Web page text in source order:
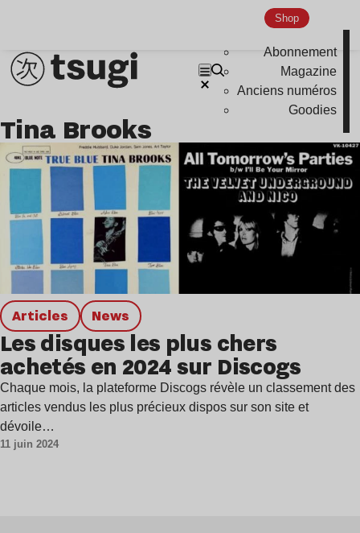
Shop
Abonnement
Magazine
Anciens numéros
Goodies
Global Club
Nu Jazz
Tina Brooks
Articles news
Les disques les plus chers
achetés en 2024 sur Discogs
Chaque mois, la plateforme Discogs révèle un classement des
articles vendus les plus précieux dispos sur son site et
dévoile…
11 juin 2024